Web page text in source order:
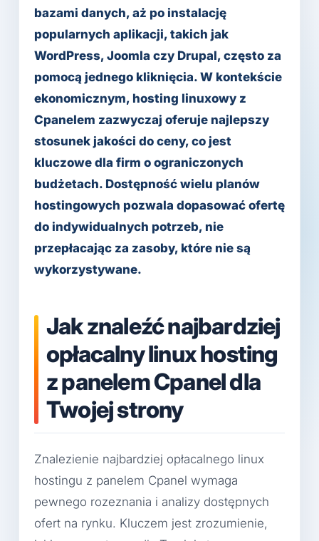
bazami danych, aż po instalację
popularnych aplikacji, takich jak
WordPress, Joomla czy Drupal, często za
pomocą jednego kliknięcia. W kontekście
ekonomicznym, hosting linuxowy z
Cpanelem zazwyczaj oferuje najlepszy
stosunek jakości do ceny, co jest
kluczowe dla firm o ograniczonych
budżetach. Dostępność wielu planów
hostingowych pozwala dopasować ofertę
do indywidualnych potrzeb, nie
przepłacając za zasoby, które nie są
wykorzystywane.
Jak znaleźć najbardziej
opłacalny linux hosting
z panelem Cpanel dla
Twojej strony
Znalezienie najbardziej opłacalnego linux
hostingu z panelem Cpanel wymaga
pewnego rozeznania i analizy dostępnych
ofert na rynku. Kluczem jest zrozumienie,